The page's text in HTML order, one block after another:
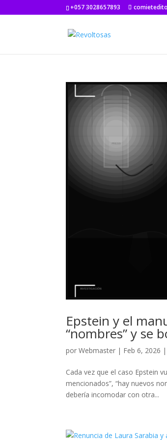
+057 3028657893
Epstein y el
“nombres” y se
porWebmaster | Feb 6, 2026
Cada vez que el caso Epstein
mencionados”, “hay nuevos
debería incomodar con otra...